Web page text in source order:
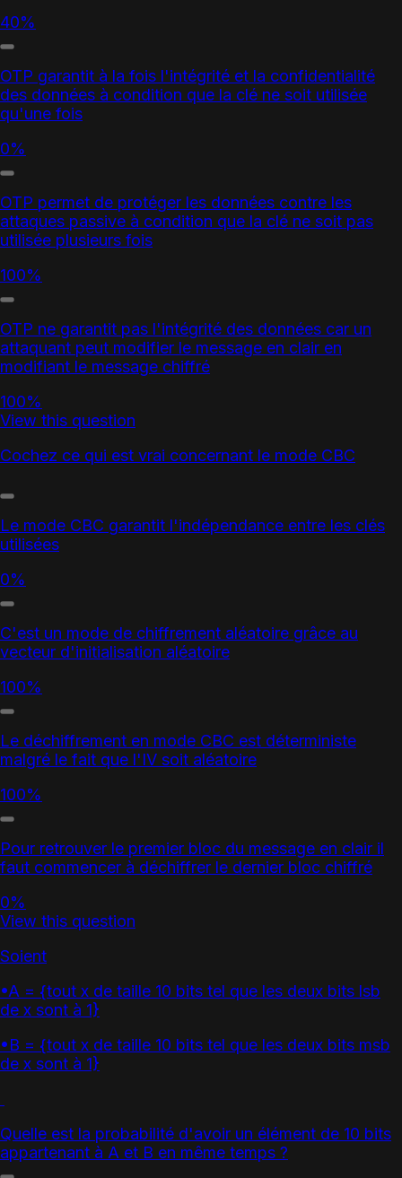
40%
OTP garantit à la fois l'intégrité et la confidentialité
des données à condition que la clé ne soit utilisée
qu'une fois
0%
OTP permet de protéger les données contre les
attaques passive à condition que la clé ne soit pas
utilisée plusieurs fois
100%
OTP ne garantit pas l'intégrité des données car un
attaquant peut modifier le message en clair en
modifiant le message chiffré
100%
View this question
Cochez ce qui est vrai concernant le mode CBC
Le mode CBC garantit l'indépendance entre les clés
utilisées
0%
C'est un mode de chiffrement aléatoire grâce au
vecteur d'initialisation aléatoire
100%
Le déchiffrement en mode CBC est déterministe
malgré le fait que l'IV soit aléatoire
100%
Pour retrouver le premier bloc du message en clair il
faut commencer à déchiffrer le dernier bloc chiffré
0%
View this question
Soient
•A = {tout x de taille 10 bits tel que les deux bits lsb
de x sont à 1}
•B = {tout x de taille 10 bits tel que les deux bits msb
de x sont à 1}
Quelle est la probabilité d'avoir un élément de 10 bits
appartenant à A et B en même temps ?